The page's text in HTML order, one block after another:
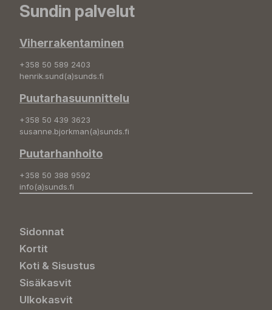
Sundin palvelut
Viherrakentaminen
+358 50 589 2403
henrik.sund(a)sunds.fi
Puutarhasuunnittelu
+358 50 439 3623
susanne.bjorkman(a)sunds.fi
Puutarhanhoito
+358 50 388 9592
info(a)sunds.fi
Sidonnat
Kortit
Koti & Sisustus
Sisäkasvit
Ulkokasvit